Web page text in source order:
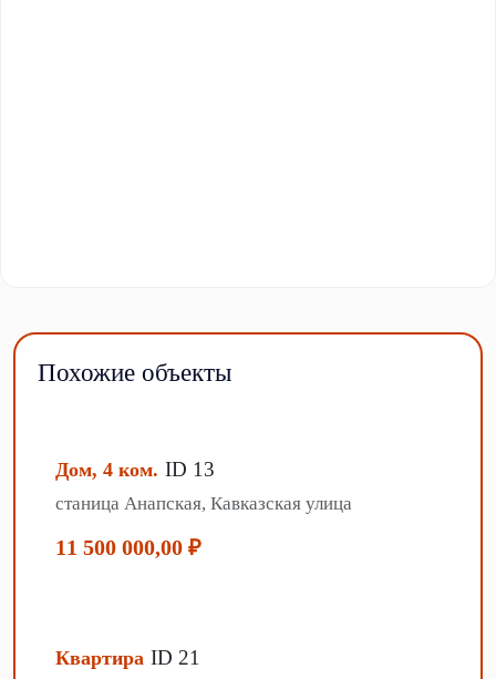
Похожие объекты
Дом, 4 ком. ID 13
станица Анапская, Кавказская улица
11 500 000,00 ₽
Квартира ID 21